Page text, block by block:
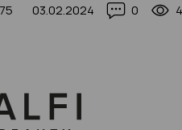
примеров)
03.02.2024 0